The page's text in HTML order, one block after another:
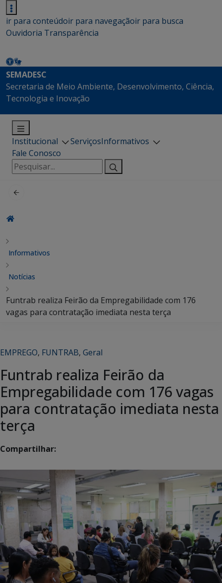
ir para conteúdoir para navegaçãoir para busca
Ouvidoria Transparência
SEMADESC
Secretaria de Meio Ambiente, Desenvolvimento, Ciência,
Tecnologia e Inovação
Institucional ServiçosInformativos
Fale Conosco
Pesquisar
por:
Informativos
Notícias
Funtrab realiza Feirão da Empregabilidade com 176
vagas para contratação imediata nesta terça
EMPREGO, FUNTRAB, Geral
Funtrab realiza Feirão da
Empregabilidade com 176 vagas
para contratação imediata nesta
terça
Compartilhar: